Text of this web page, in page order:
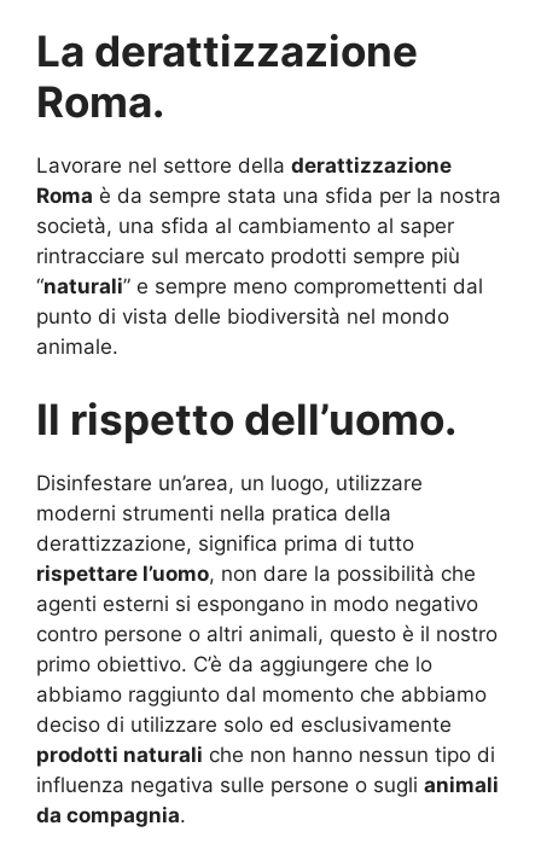
La derattizzazione
Roma.
Lavorare nel settore della derattizzazione
Roma è da sempre stata una sfida per la nostra
società, una sfida al cambiamento al saper
rintracciare sul mercato prodotti sempre più
“naturali” e sempre meno compromettenti dal
punto di vista delle biodiversità nel mondo
animale.
Il rispetto dell’uomo.
Disinfestare un’area, un luogo, utilizzare
moderni strumenti nella pratica della
derattizzazione, significa prima di tutto
rispettare l’uomo, non dare la possibilità che
agenti esterni si espongano in modo negativo
contro persone o altri animali, questo è il nostro
primo obiettivo. C’è da aggiungere che lo
abbiamo raggiunto dal momento che abbiamo
deciso di utilizzare solo ed esclusivamente
prodotti naturali che non hanno nessun tipo di
influenza negativa sulle persone o sugli animali
da compagnia.